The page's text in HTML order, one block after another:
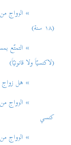
» الزواج من
(۱۸ سنة)
» التمتّع
(لاكنسيّاً ولا قانونيّاً)
» هل زواج أهل
» الزواج من
كنسي
» الزواج من